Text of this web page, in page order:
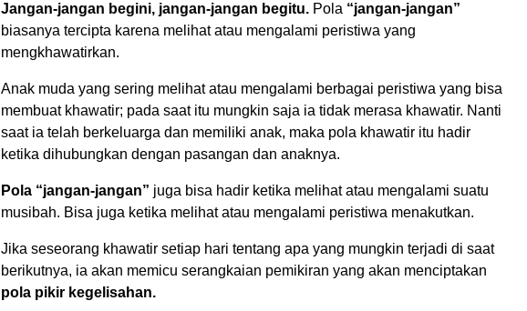
Jangan-jangan begini, jangan-jangan begitu. Pola “jangan-jangan”
biasanya tercipta karena melihat atau mengalami peristiwa yang
mengkhawatirkan.
Anak muda yang sering melihat atau mengalami berbagai peristiwa yang bisa
membuat khawatir; pada saat itu mungkin saja ia tidak merasa khawatir. Nanti
saat ia telah berkeluarga dan memiliki anak, maka pola khawatir itu hadir
ketika dihubungkan dengan pasangan dan anaknya.
Pola “jangan-jangan” juga bisa hadir ketika melihat atau mengalami suatu
musibah. Bisa juga ketika melihat atau mengalami peristiwa menakutkan.
Jika seseorang khawatir setiap hari tentang apa yang mungkin terjadi di saat
berikutnya, ia akan memicu serangkaian pemikiran yang akan menciptakan
pola pikir kegelisahan.